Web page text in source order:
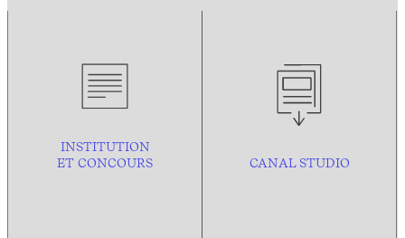
INSTITUTION
ET CONCOURS
CANAL STUDIO